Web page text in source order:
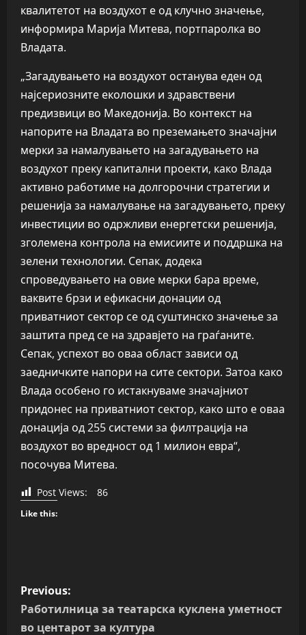
квалитетот на воздухот е од клучно значење,
информира Марија Митева, портпаролка во
Владата.
„Загадувањето на воздухот останува еден од
најсериозните еколошки и здравствени
предизвици во Македонија. Во контекст на
напорите на Владата во преземањето значајни
мерки за намалувањето на загадувањето на
воздухот преку капитални проекти, како Влада
активно работиме на долгорочни стратегии и
решенија за намалување на загадувањето, преку
инвестиции во одржливи енергетски решенија,
зголемена контрола на емисиите и поддршка на
зелени технологии. Сепак, додека
спроведувањето на овие мерки бара време,
ваквите брзи и ефикасни донации од
приватниот сектор се од суштинско значење за
заштита пред се на здравјето на граѓаните.
Сепак, успехот во оваа област зависи од
заедничките напори на сите сектори. Затоа како
Влада особено го истакнуваме значајниот
придонес на приватниот сектор, како што е оваа
донација од 255 системи за филтрација на
воздухот во вредност од 1 милион евра“,
посочува Митева.
Post Views: 86
Like this:
P
o
Previous:
Работилница за театарска куклена уметност
во центарот за култура